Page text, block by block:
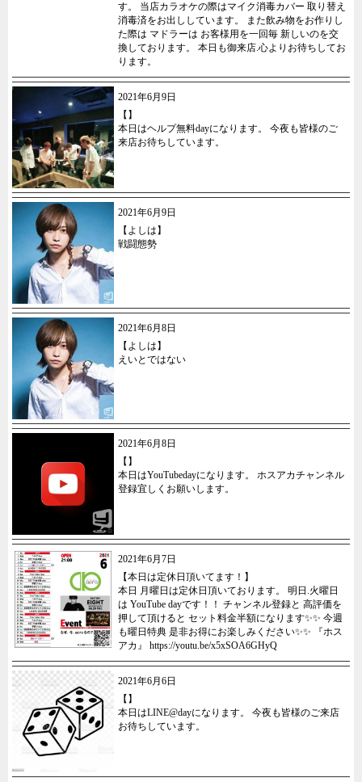
す。 当店カラオケの際はマイク消毒カバー 取り替え
消毒済をお出ししています。 また飲み物をお作りし
た際は マドラーは お客様用を一回毎 新しいのを交
換しております。 本日も御来店.心よりお待ちしてお
ります。
2021年6月9日
【】
本日はヘルプ無料dayになります。 今夜も皆様のご
来店お待ちしています。
2021年6月9日
【よしは】
戦闘態勢
2021年6月8日
【よしは】
えいとではない
2021年6月8日
【】
本日はYouTubedayになります。 ホスアカチャンネル
登録宜しくお願いします。
2021年6月7日
【本日は定休日頂いてます！】
本日 月曜日は定休日頂いております。 明日.火曜日
は YouTube dayです！！ チャンネル登録と 高評価を
押して頂けると セット料金半額になります✨✨ 今週
も曜日特典 是非お得にお楽しみください✨✨ 『ホス
アカ』 https://youtu.be/x5xSOA6GHyQ
2021年6月6日
【】
本日はLINE@dayになります。 今夜も皆様のご来店
お待ちしています。